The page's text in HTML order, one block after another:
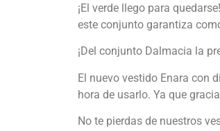
¡El verde llego para
este conjunto garantiza
¡Del conjunto Dalmacia la
El nuevo vestido Enara con
hora de usarlo. Ya que
No te pierdas de nuestros